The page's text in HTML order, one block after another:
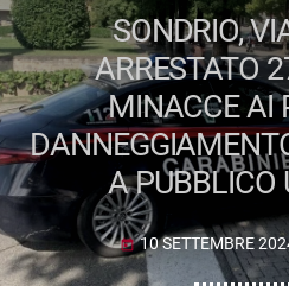
SONDRIO,
ARRESTATO
MINACCE AI
A PUBBLICO
today 10 SETTEMBRE